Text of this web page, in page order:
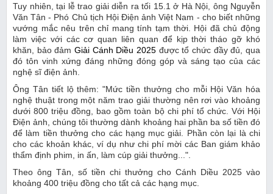
Tuy nhiên, tại lễ trao giải diễn ra tối 15.1 ở Hà Nội, ông Nguyễn
Văn Tân - Phó Chủ tịch Hội Điện ảnh Việt Nam - cho biết những
vướng mắc nêu trên chỉ mang tính tạm thời. Hội đã chủ động
làm việc với các cơ quan liên quan để kịp thời tháo gỡ khó
khăn, bảo đảm Giải Cánh Diều 2025 được tổ chức đầy đủ, qua
đó tôn vinh xứng đáng những đóng góp và sáng tạo của các
nghệ sĩ điện ảnh.
Ông Tân tiết lộ thêm: "Mức tiền thưởng cho mỗi Hội Văn hóa
nghệ thuật trong một năm trao giải thường nên rơi vào khoảng
dưới 800 triệu đồng, bao gồm toàn bộ chi phí tổ chức. Với Hội
Điện ảnh, chúng tôi thường dành khoảng hai phần ba số tiền đó
để làm tiền thưởng cho các hạng mục giải. Phần còn lại là chi
cho các khoản khác, ví dụ như chi phí mời các Ban giám khảo
thẩm định phim, in ấn, làm cúp giải thưởng...".
Theo ông Tân, số tiền chi thưởng cho Cánh Diều 2025 vào
khoảng 400 triệu đồng cho tất cả các hạng mục.